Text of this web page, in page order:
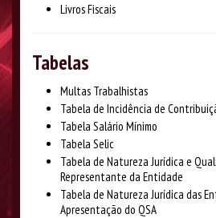
Livros Fiscais
Tabelas
Multas Trabalhistas
Tabela de Incidência de
Tabela Salário Mínimo
Tabela Selic
Tabela de Natureza Jurídica e
Representante da Entidade
Tabela de Natureza Jurídica das
Apresentação do QSA